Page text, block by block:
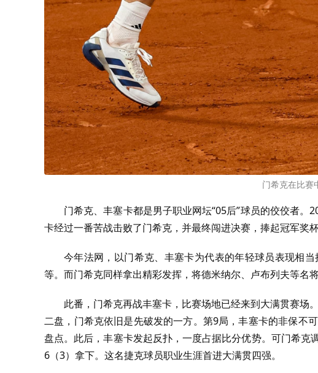
门希克在比赛
门希克、丰塞卡都是男子职业网坛“05后”球员的佼佼者。
卡经过一番苦战击败了门希克，并最终闯进决赛，捧起冠军奖杯
今年法网，以门希克、丰塞卡为代表的年轻球员表现相
等。而门希克同样拿出精彩发挥，将德米纳尔、卢布列夫等名将
此番，门希克再战丰塞卡，比赛场地已经来到大满贯赛场
二盘，门希克依旧是先破发的一方。第9局，丰塞卡的非保不
盘点。此后，丰塞卡发起反扑，一度占据比分优势。可门希克
6（3）拿下。这名捷克球员职业生涯首进大满贯四强。